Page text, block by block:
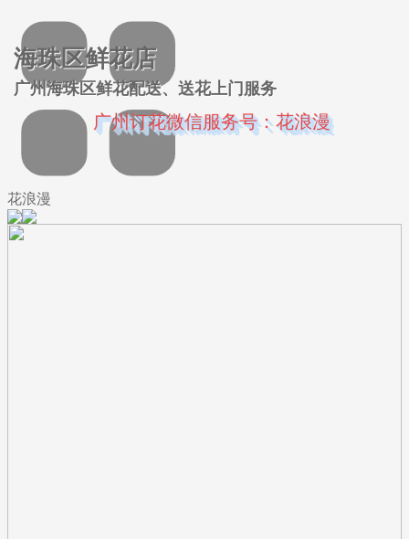
花浪漫
海珠区鲜花店
广州海珠区鲜花配送、送花上门服务
广州订花微信服务号：花浪漫